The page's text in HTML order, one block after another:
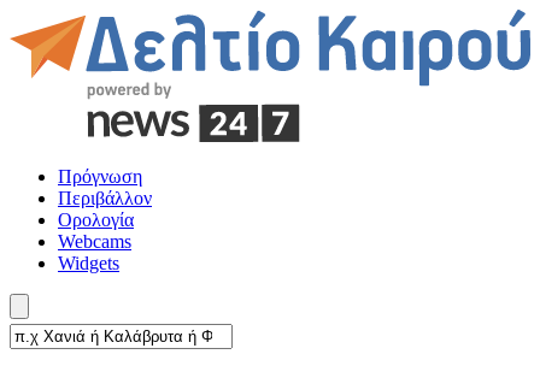
Πρόγνωση
Περιβάλλον
Ορολογία
Webcams
Widgets